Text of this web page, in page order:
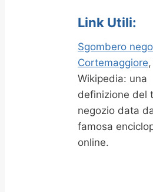
Link Utili:
Sgombero
Cortemaggiore
Wikipedia: una
definizione del
negozio data
famosa
online.